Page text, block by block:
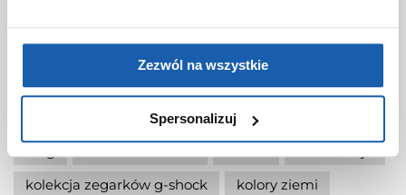
Zezwól na wszystkie
Spersonalizuj
jaki g-shock wybrać
jaki zegarek damski kupić
jaki zegarek g-shock wybrać
jaki zegarek wybrać
kermit
kolekcja zegarków g-shock
kolory ziemi